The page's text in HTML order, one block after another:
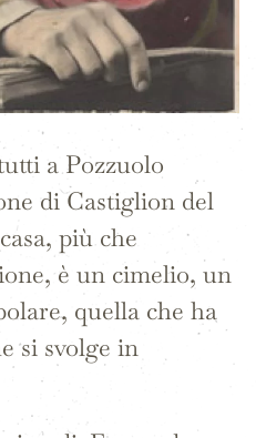
a Pozzuolo
di Castiglion del
più che
è un cimelio, un
quella che ha
si svolge in